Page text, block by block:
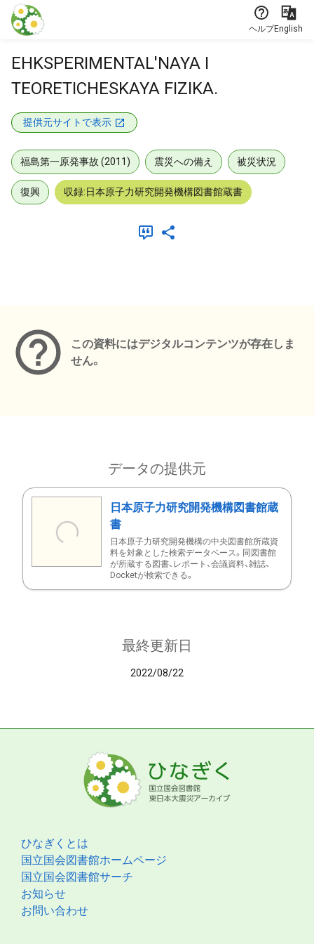
本文に飛ぶ
ヘルプEnglish
EHKSPERIMENTAL'NAYA I
TEORETICHESKAYA FIZIKA.
提供元サイトで表示
福島第一原発事故 (2011) 震災への備え 被災状況
復興 収録:日本原子力研究開発機構図書館蔵書
この資料にはデジタルコンテンツが存在しま
せん。
データの提供元
日本原子力研究開発機構図書館蔵
書
日本原子力研究開発機構の中央図書館所蔵資
料を対象とした検索データベース。同図書館
が所蔵する図書、レポート、会議資料、雑誌、
Docketが検索できる。
最終更新日
2022/08/22
ひなぎくとは
国立国会図書館ホームページ
国立国会図書館サーチ
お知らせ
お問い合わせ